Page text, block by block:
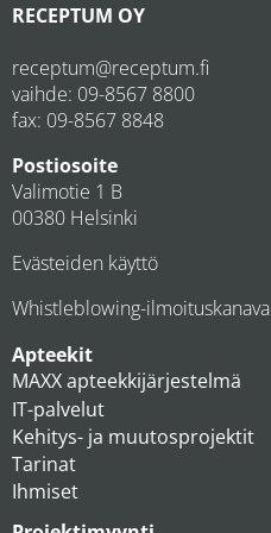
RECEPTUM OY
receptum@receptum.fi
vaihde: 09-8567 8800
fax: 09-8567 8848
Postiosoite
Valimotie 1 B
00380 Helsinki
Evästeiden käyttö
Whistleblowing-ilmoituskanava
Apteekit
MAXX apteekkijärjestelmä
IT-palvelut
Kehitys- ja muutosprojektit
Tarinat
Ihmiset